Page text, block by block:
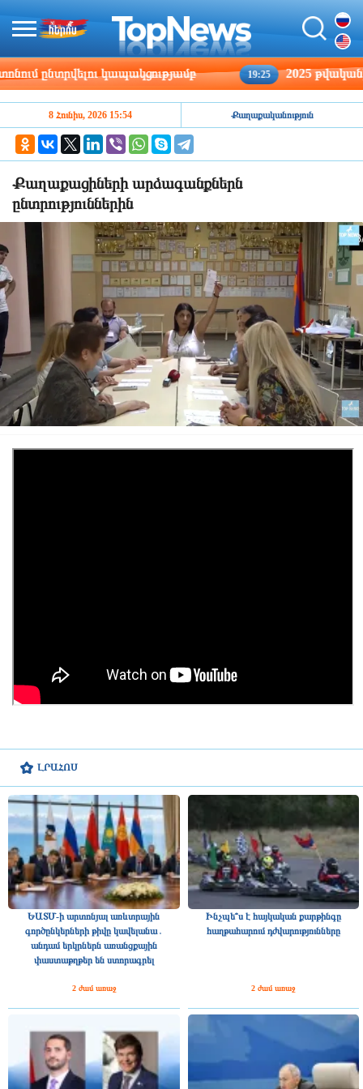
ընտրվելու կապակցությամբ 19:25 2025 թվականին
ԼՐԱՀՈՍ
ԵԱՏՄ-ի արտոնյալ առևտրային
գործընկերների թիվը կավելանա․
անդամ երկրներն առանցքային
փաստաթղթեր են ստորագրել
2 ժամ առաջ
Ինչպե՞ս է հայկական քարթինգը
հաղթահարում դժվարությունները
2 ժամ առաջ
8 Հունիս, 2026 15:54 Քաղաքականություն
Քաղաքացիների արձագանքներն
ընտրություններին